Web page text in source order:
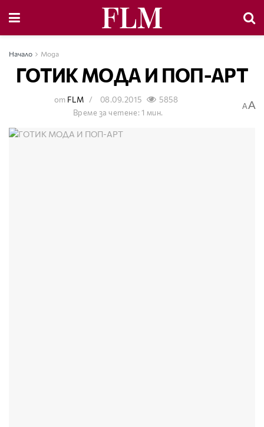
Начало Мода
ГОТИК МОДА И ПОП-АРТ
от FLM 08.09.2015
5858
Време за четене: 1 мин.
AA